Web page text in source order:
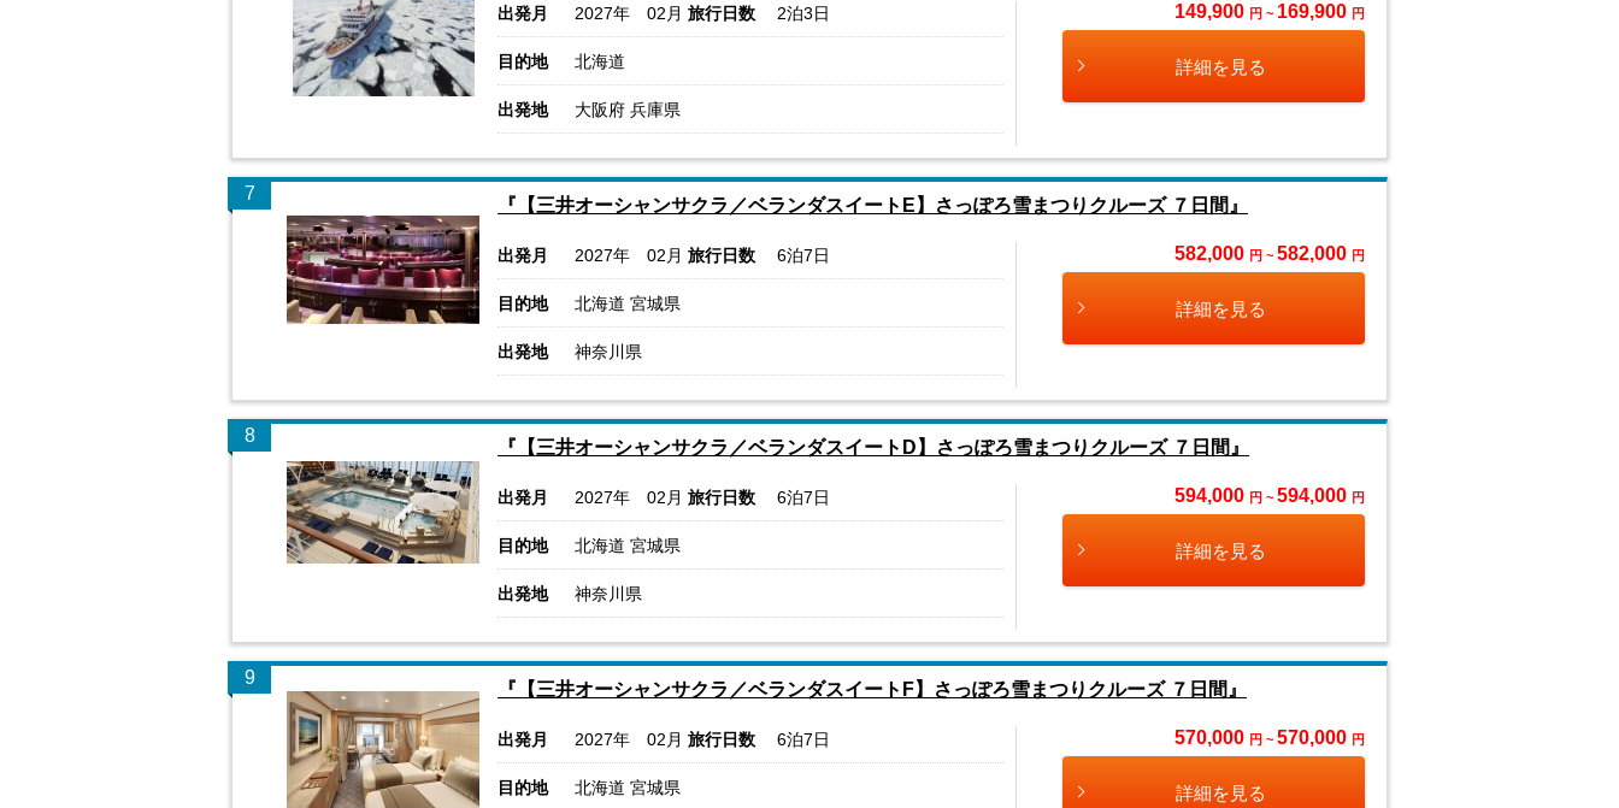
出発月 2027年 02月 旅行日数 2泊3日
目的地 北海道
出発地 大阪府 兵庫県
149,900 円 ~ 169,900 円
詳細を見る
7
『【三井オーシャンサクラ／ベランダスイートE】さっぽろ雪まつりクルーズ ７日間』
出発月 2027年 02月 旅行日数 6泊7日
目的地 北海道 宮城県
出発地 神奈川県
582,000 円 ~ 582,000 円
詳細を見る
8
『【三井オーシャンサクラ／ベランダスイートD】さっぽろ雪まつりクルーズ ７日間』
出発月 2027年 02月 旅行日数 6泊7日
目的地 北海道 宮城県
出発地 神奈川県
594,000 円 ~ 594,000 円
詳細を見る
9
『【三井オーシャンサクラ／ベランダスイートF】さっぽろ雪まつりクルーズ ７日間』
出発月 2027年 02月 旅行日数 6泊7日
目的地 北海道 宮城県
570,000 円 ~ 570,000 円
詳細を見る